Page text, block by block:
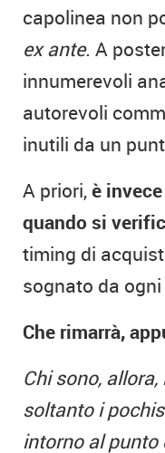
capolinea non
ex ante. A
innumerevoli
autorevoli
inutili da un
A priori,è
quando si
timing di
sognato da
Che rimarrà,
Chi sono,
soltanto i
intorno al punto